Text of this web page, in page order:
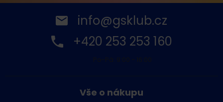
info@gsklub.cz
+420 253 253 160
Vše o nákupu